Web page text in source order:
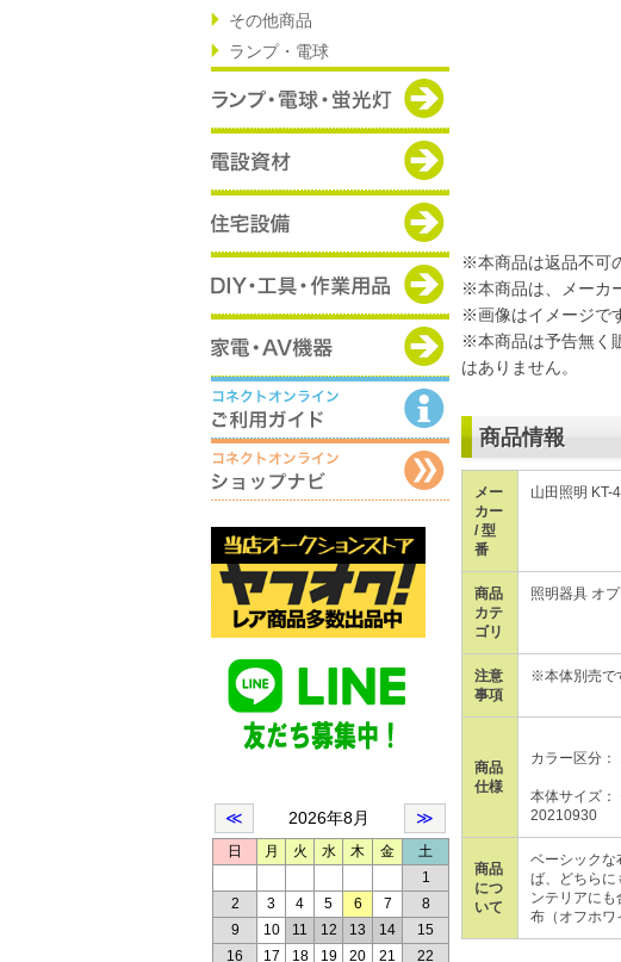
その他商品
ランプ・電球
※本商品は返品不可
※本商品は、メーカ
※画像はイメージで
※本商品は予告無く
はありません。
商品情報
メー
カー
/ 型
番
山田照明 KT-
商品
カテ
ゴリ
照明器具 オ
注意
事項
※本体別売で
商品
仕様
カラー区分：
本体サイズ
20210930
商品
につ
いて
ベーシックな
ば、どちらに
ンテリアにも
布（オフホワ